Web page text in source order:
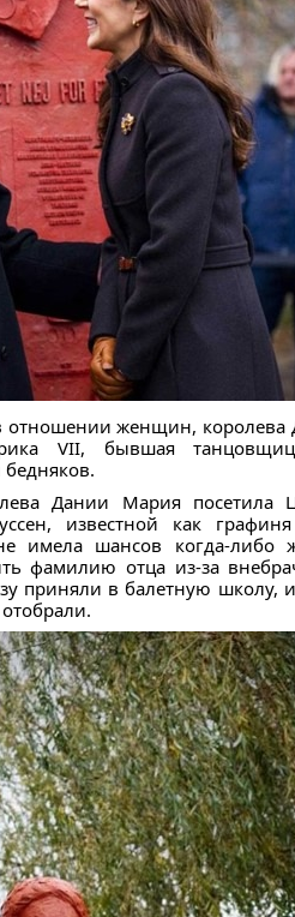
женщин,
VII, бывшая
Дании Мария посетила
известной как
имела шансов когда-либо
фамилию отца из-за
приняли в балетную школу,